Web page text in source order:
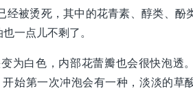
被烫死，其中的花青素、醇类、酚
一点儿不剩了。
为白色，内部花蕾瓣也会很快泡透
始第一次冲泡会有一种，淡淡的草